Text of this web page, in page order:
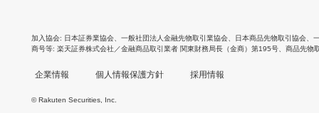
加入協会 日本証券業協会 一般社団法人金融先物取引業協会 日本商品先物取引協会
商号等 楽天証券株式会社／金融商品取引業者 関東財務局長（金商）第195号、商品先物
企業情報 個人情報保護方針 採用情報
© Rakuten Securities, Inc.